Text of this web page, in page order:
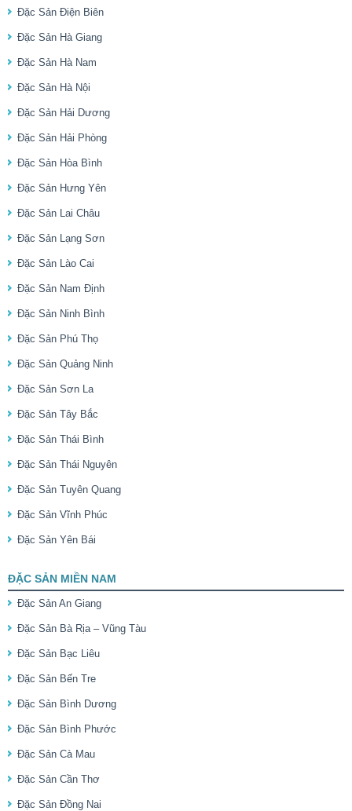
Đặc Sản Điện Biên
Đặc Sản Hà Giang
Đặc Sản Hà Nam
Đặc Sản Hà Nội
Đặc Sản Hải Dương
Đặc Sản Hải Phòng
Đặc Sản Hòa Bình
Đặc Sản Hưng Yên
Đặc Sản Lai Châu
Đặc Sản Lạng Sơn
Đặc Sản Lào Cai
Đặc Sản Nam Định
Đặc Sản Ninh Bình
Đặc Sản Phú Thọ
Đặc Sản Quảng Ninh
Đặc Sản Sơn La
Đặc Sản Tây Bắc
Đặc Sản Thái Bình
Đặc Sản Thái Nguyên
Đặc Sản Tuyên Quang
Đặc Sản Vĩnh Phúc
Đặc Sản Yên Bái
ĐẶC SẢN MIỀN NAM
Đặc Sản An Giang
Đặc Sản Bà Rịa – Vũng Tàu
Đặc Sản Bạc Liêu
Đặc Sản Bến Tre
Đặc Sản Bình Dương
Đặc Sản Bình Phước
Đặc Sản Cà Mau
Đặc Sản Cần Thơ
Đặc Sản Đồng Nai